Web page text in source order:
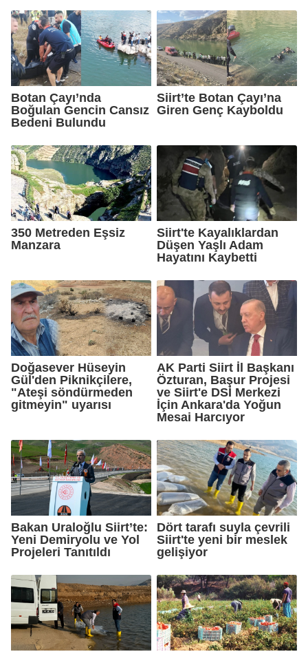
Botan Çayı’nda
Boğulan Gencin Cansız
Bedeni Bulundu
Siirt’te Botan Çayı’na
Giren Genç Kayboldu
350 Metreden Eşsiz
Manzara
Siirt'te Kayalıklardan
Düşen Yaşlı Adam
Hayatını Kaybetti
Doğasever Hüseyin
Gül'den Piknikçilere,
"Ateşi söndürmeden
gitmeyin" uyarısı
AK Parti Siirt İl Başkanı
Özturan, Başur Projesi
ve Siirt'e DSİ Merkezi
İçin Ankara'da Yoğun
Mesai Harcıyor
Bakan Uraloğlu Siirt’te:
Yeni Demiryolu ve Yol
Projeleri Tanıtıldı
Dört tarafı suyla çevrili
Siirt'te yeni bir meslek
gelişiyor